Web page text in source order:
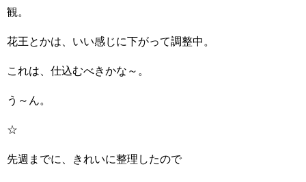
観。
花王とかは、いい感じに下がって調整中。
これは、仕込むべきかな～。
う～ん。
☆
先週までに、きれいに整理したので